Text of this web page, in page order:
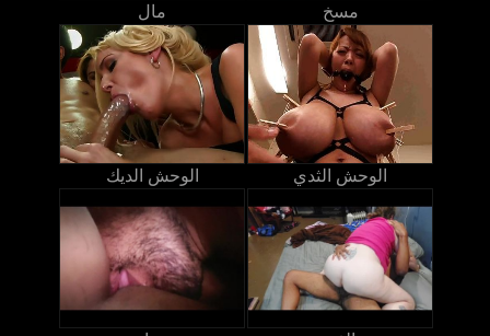
مال مسخ
الوحش الديك الوحش الثدي